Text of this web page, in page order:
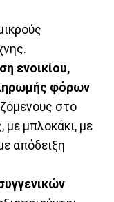
ενοικίου,
φόρων
στο
με μπλοκάκι, με
απόδειξη